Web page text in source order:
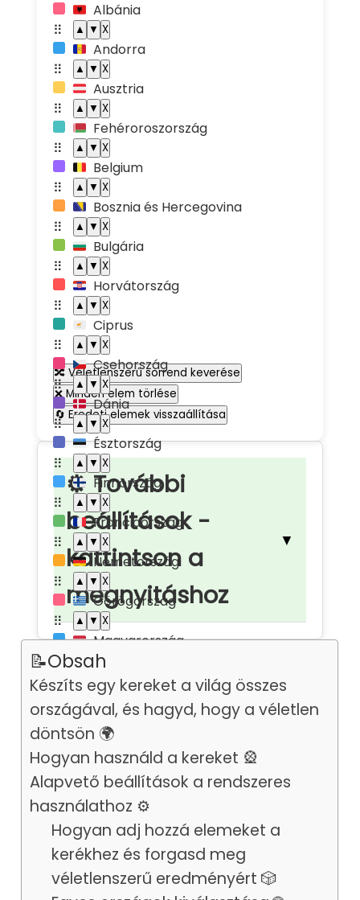
🇦🇱 Albánia
⠿
▲ ▼ X
🇦🇩 Andorra
⠿
▲ ▼ X
🇦🇹 Ausztria
⠿
▲ ▼ X
🇧🇾
Fehéroroszország
⠿
▲ ▼ X
🇧🇪
Belgium
⠿
▲ ▼ X
🇧🇦
Bosznia és Hercegovina
⠿
▲ ▼ X
🇧🇬
Bulgária
⠿
▲ ▼ X
🇭🇷
Horvátország
⠿
▲ ▼ X
🇨🇾
Ciprus
⠿
▲ ▼ X
🇨🇿 Csehország
⠿
▲ ▼ X
🇩🇰 Dánia
⠿
▲ ▼ X
🇪🇪 Észtország
⠿
▲ ▼ X
🇫🇮
Finnország
⠿
▲ ▼ X
🇫🇷 Franciaország
⠿
▲ ▼ X
🇩🇪 Németország
⠿
▲ ▼ X
🇬🇷 Görögország
⠿
▲ ▼ X
🇭🇺 Magyarország
⠿
▲ ▼ X
🇮🇸
Izland
▼ X
🇮🇪
Írország
⠿
▲ ▼ X
🇮🇹
Olaszország
⠿
▲ ▼ X
🇽🇰
Koszovó
🇱🇻 Lettország
⠿
▲ ▼ X
🇱🇮 Liechtenstein
▲ ▼ X
🔀 Véletlenszerű sorrend keverése
❌ Minden elem törlése
🔄 Eredeti elemek visszaállítása
⚙ További
beállítások -
kattintson a
megnyitáshoz
▼
Előre beállított kerékszínek
Egyedi kerékszínek
Kerék sebessége
Betűszín és méret
Középső kerék színe és mérete
Mentés, Importálás/Exportálás
Előre beállított kerék
paletták
Itt találja az összes előre beállított
színpalettát. Bármelyik palettára
📝Obsah
Készíts egy kereket a világ összes
országával, és hagyd, hogy a véletlen
döntsön 🌍
Hogyan használd a kereket 🎡
Alapvető beállítások a rendszeres
használathoz ⚙️
Hogyan adj hozzá elemeket a
kerékhez és forgasd meg
véletlenszerű eredményért 🎲